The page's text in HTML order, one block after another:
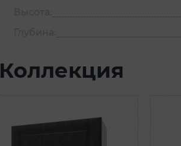
Коллекция